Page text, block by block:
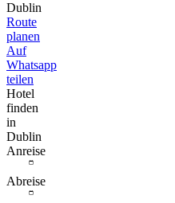
Dublin
Route
planen
Auf
Whatsapp
teilen
Hotel
finden
in
Dublin
Anreise
Abreise